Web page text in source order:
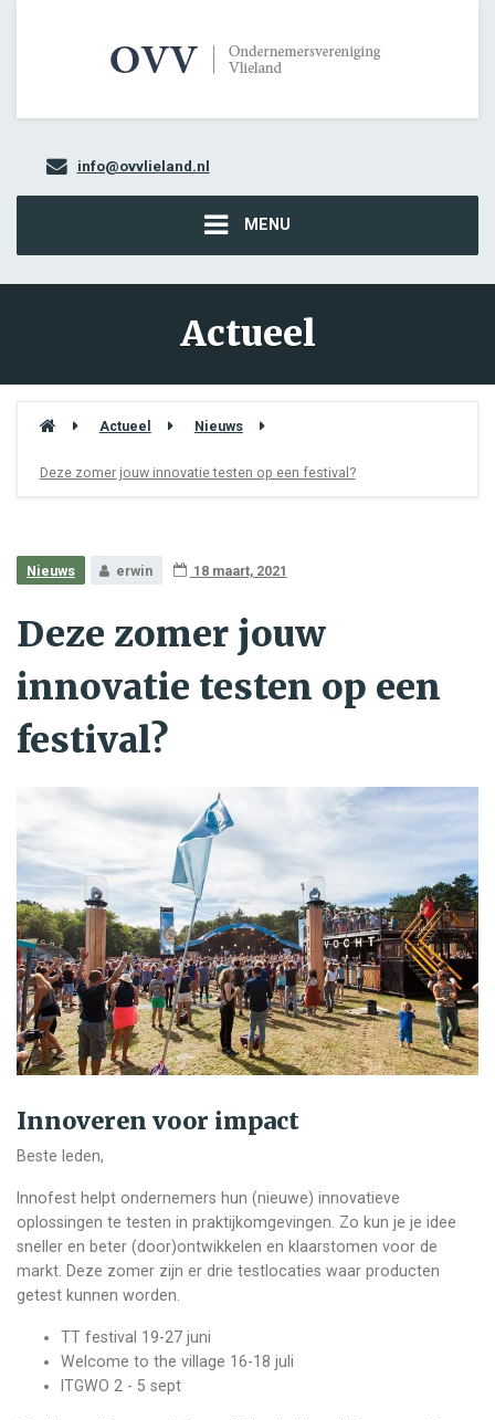
info@ovvlieland.nl
MENU
Actueel
Actueel Nieuws
Deze zomer jouw innovatie testen op een festival?
Nieuws erwin 18 maart, 2021
Deze zomer jouw
innovatie testen op een
festival?
Innoveren voor impact
Beste leden,
Innofest helpt ondernemers hun (nieuwe) innovatieve
oplossingen te testen in praktijkomgevingen. Zo kun je je idee
sneller en beter (door)ontwikkelen en klaarstomen voor de
markt. Deze zomer zijn er drie testlocaties waar producten
getest kunnen worden.
TT festival 19-27 juni
Welcome to the village 16-18 juli
ITGWO 2 - 5 sept